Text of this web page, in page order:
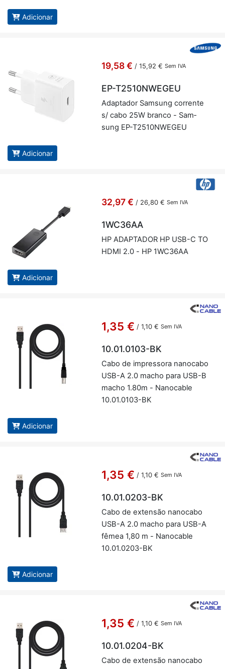
Adicionar
19,58 € / 15,92 € Sem IVA
EP-T2510NWEGEU
Adap­tador Sam­sung cor­rente
s/ cabo 25W branco - Sam­
sung EP-T2510NWEGEU
Adicionar
32,97 € / 26,80 € Sem IVA
1WC36AA
HP ADAP­TADOR HP USB-C TO
HDMI 2.0 - HP 1WC36AA
Adicionar
1,35 € / 1,10 € Sem IVA
10.01.0103-BK
Cabo de im­pres­sora na­no­cabo
USB-A 2.0 macho para USB-B
macho 1.80m - Na­no­cable
10.01.0103-BK
Adicionar
1,35 € / 1,10 € Sem IVA
10.01.0203-BK
Cabo de ex­tensão na­no­cabo
USB-A 2.0 macho para USB-A
fêmea 1,80 m - Na­no­cable
10.01.0203-BK
Adicionar
1,35 € / 1,10 € Sem IVA
10.01.0204-BK
Cabo de ex­tensão na­no­cabo